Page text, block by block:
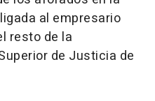
al empresario
resto de la
de Justicia de